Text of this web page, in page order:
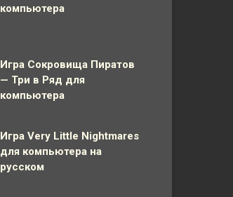
компьютера
Игра Сокровища Пиратов
— Три в Ряд для
компьютера
Игра Very Little Nightmares
для компьютера на
русском